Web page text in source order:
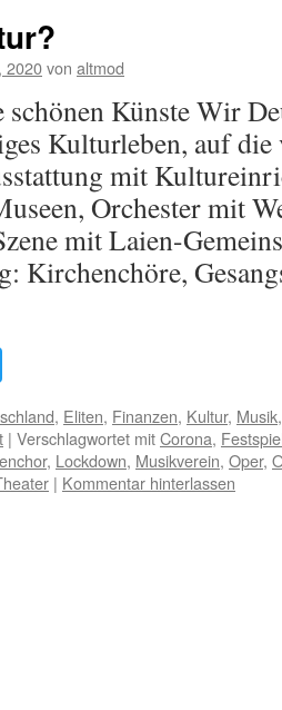
2020von altmod
Künste Wir
Kulturleben, auf
mit
Orchester mit
mit Laien-
Kirchenchöre,
, Eliten, Finanzen, Kultur, Musik
| Verschlagwortet mitCorona,
, Lockdown, Musikverein, Oper,
| Kommentar hinterlassen